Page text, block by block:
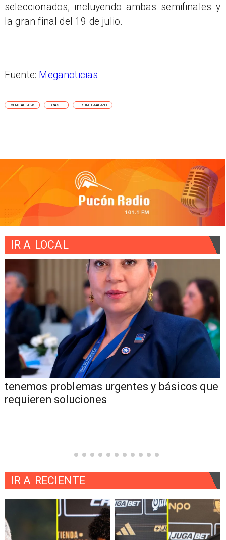
seleccionados, incluyendo ambas semifinales y
la gran final del 19 de julio.
Fuente: Meganoticias
MUNDIAL 2026 BRASIL ERLING HAALAND
IR A LOCAL
tenemos problemas urgentes y básicos que
requieren soluciones
IR A RECIENTE